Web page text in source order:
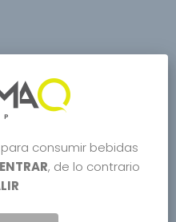
consumir bebidas
ENTRAR, de lo contrario